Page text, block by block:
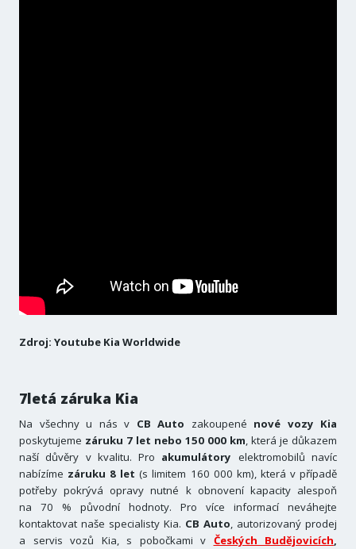
Zdroj: Youtube Kia Worldwide
7letá záruka Kia
Na všechny u nás v CB Auto zakoupené nové vozy Kia
poskytujeme záruku 7 let nebo 150 000 km, která je důkazem
naší důvěry v kvalitu. Pro akumulátory elektromobilů navíc
nabízíme záruku 8 let(s limitem 160 000 km), která v případě
potřeby pokrývá opravy nutné k obnovení kapacity alespoň
na 70 % původní hodnoty. Pro více informací neváhejte
kontaktovat naše specialisty Kia. CB Auto, autorizovaný prodej
a servis vozů Kia, s pobočkami v Českých Budějovicích,